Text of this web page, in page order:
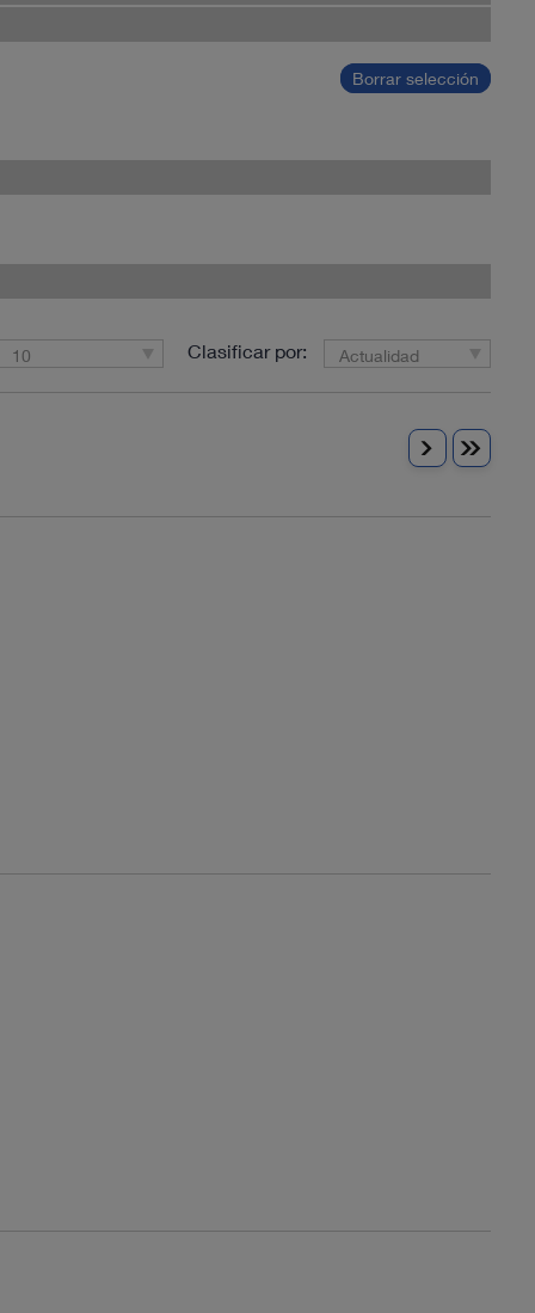
Borrar selección
Clasificar por: Actualidad
10